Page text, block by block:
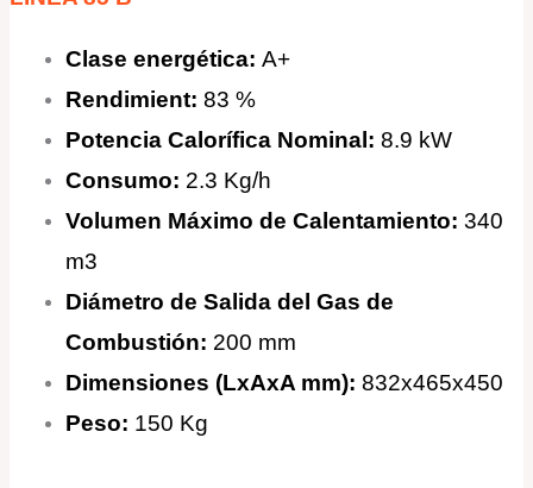
Clase energética: A+
Rendimient: 83 %
Potencia Calorífica Nominal: 8.9 kW
Consumo: 2.3 Kg/h
Volumen Máximo de Calentamiento: 340
m3
Diámetro de Salida del Gas de
Combustión: 200 mm
Dimensiones (LxAxA mm): 832x465x450
Peso: 150 Kg